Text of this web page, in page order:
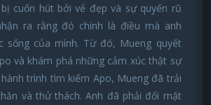
cuốn hút bởi vẻ đẹp và sự quyến rũ
ra rằng đó chính là điều mà anh
sống của mình. Từ đó, Mueng quyết
và khám phá những cảm xúc thật sự
trình tìm kiếm Apo, Mueng đã trải
và thử thách. Anh đã phải đối mặt